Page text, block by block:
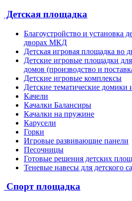
Детская площадка
Благоустройство и установка
дворах МКД
Детская игровая площадка во
Детские игровые площадки
домов (производство и
Детские игровые комплексы
Детские тематические домики
Качели
Качалки Балансиры
Качалки на пружине
Карусели
Горки
Игровые развивающие панели
Песочницы
Готовые решения детских
Теневые навесы для детского
Спорт площадка